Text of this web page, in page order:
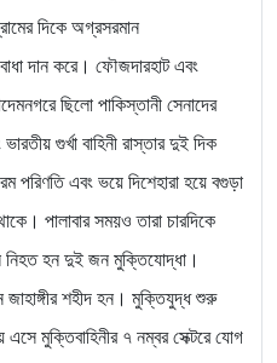
দিকে অগ্রসরমান
দান করে। ফৌজদারহাট এবং
ছিলো পাকিস্তানী সেনাদের
গুর্খা বাহিনী রাস্তার দুই দিক
এবং ভয়ে দিশেহারা হয়ে বগুড়া
পালাবার সময়ও তারা চারদিকে
নিহত হন দুই জন মুক্তিযোদ্ধা।
জাহাঙ্গীর শহীদ হন। মুক্তিযুদ্ধ শুরু
এসে মুক্তিবাহিনীর ৭ নম্বর সেক্টরে যোগ